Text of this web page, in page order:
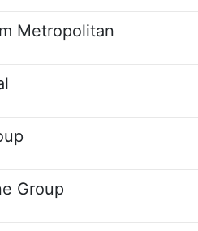
Metropolitan
Group